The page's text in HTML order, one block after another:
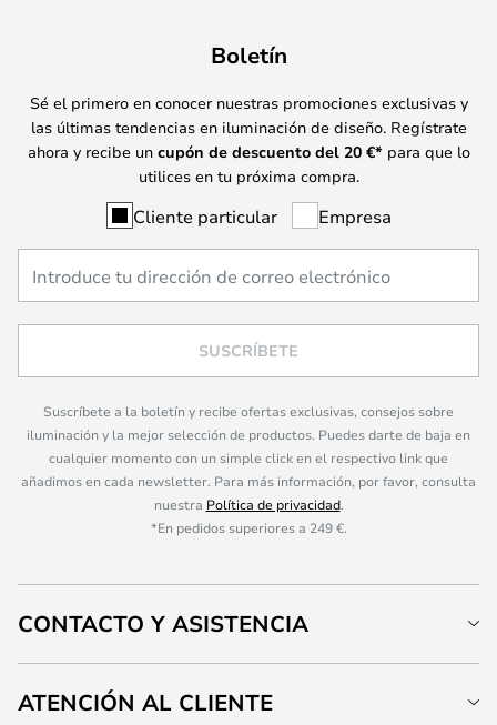
Boletín
Sé el primero en conocer nuestras promociones exclusivas y
las últimas tendencias en iluminación de diseño. Regístrate
ahora y recibe un cupón de descuento del 20 €* para que lo
utilices en tu próxima compra.
Cliente particular Empresa
SUSCRÍBETE
Suscríbete a la boletín y recibe ofertas exclusivas, consejos sobre
iluminación y la mejor selección de productos. Puedes darte de baja en
cualquier momento con un simple click en el respectivo link que
añadimos en cada newsletter. Para más información, por favor, consulta
nuestra Política de privacidad.
*En pedidos superiores a 249 €.
CONTACTO Y ASISTENCIA
ATENCIÓN AL CLIENTE